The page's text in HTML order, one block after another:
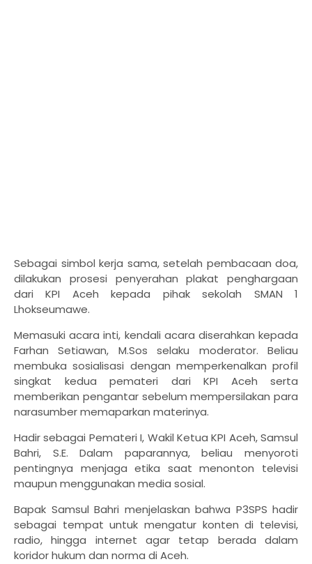
Sebagai simbol kerja sama, setelah pembacaan doa,
dilakukan prosesi penyerahan plakat penghargaan
dari KPI Aceh kepada pihak sekolah SMAN 1
Lhokseumawe.
Memasuki acara inti, kendali acara diserahkan kepada
Farhan Setiawan, M.Sos selaku moderator. Beliau
membuka sosialisasi dengan memperkenalkan profil
singkat kedua pemateri dari KPI Aceh serta
memberikan pengantar sebelum mempersilakan para
narasumber memaparkan materinya.
Hadir sebagai Pemateri I, Wakil Ketua KPI Aceh, Samsul
Bahri, S.E. Dalam paparannya, beliau menyoroti
pentingnya menjaga etika saat menonton televisi
maupun menggunakan media sosial.
Bapak Samsul Bahri menjelaskan bahwa P3SPS hadir
sebagai tempat untuk mengatur konten di televisi,
radio, hingga internet agar tetap berada dalam
koridor hukum dan norma di Aceh.